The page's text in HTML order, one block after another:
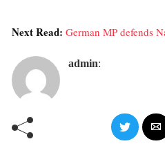
Next Read: German MP defends
admin: